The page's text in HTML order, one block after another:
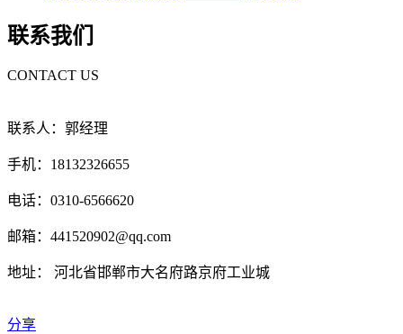
联系我们
CONTACT US
联系人：郭经理
手机：18132326655
电话：0310-6566620
邮箱：441520902@qq.com
地址： 河北省邯郸市大名府路京府工业城
分享